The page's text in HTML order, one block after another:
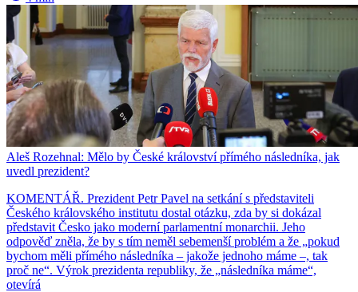
Aleš Rozehnal: Mělo by České království přímého následníka, jak
uvedl prezident?
KOMENTÁŘ. Prezident Petr Pavel na setkání s představiteli
Českého královského institutu dostal otázku, zda by si dokázal
představit Česko jako moderní parlamentní monarchii. Jeho
odpověď zněla, že by s tím neměl sebemenší problém a že „pokud
bychom měli přímého následníka – jakože jednoho máme –, tak
proč ne“. Výrok prezidenta republiky, že „následníka máme“,
otevírá